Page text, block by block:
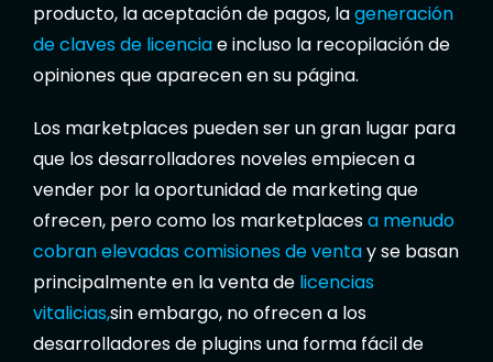
producto, la aceptación de pagos, lageneración
de claves de licenciae incluso la recopilación de
opiniones que aparecen en su página.
Los marketplaces pueden ser un gran lugar para
que los desarrolladores noveles empiecen a
vender por la oportunidad de marketing que
ofrecen, pero como los marketplacesa menudo
cobran elevadas comisiones de ventay se basan
principalmente en la venta de licencias
vitalicias,sin embargo, no ofrecen a los
desarrolladores de plugins una forma fácil de